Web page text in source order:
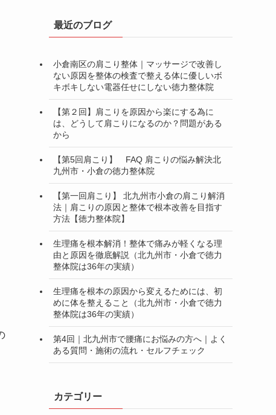
最近のブログ
小倉南区の肩こり整体｜マッサージで改善し
ない原因を整体の検査で整える体に優しいボ
キボキしない電器任せにしない徳力整体院
【第２回】肩こりを原因から楽にする為に
は、どうして肩こりになるのか？問題がある
から
【第5回肩こり】 FAQ 肩こりの悩み解決北
九州市・小倉の徳力整体院
【第一回肩こり】 北九州市小倉の肩こり解消
法｜肩こりの原因と整体で根本改善を目指す
方法【徳力整体院】
生理痛を根本解消！整体で痛みが軽くなる理
由と原因を徹底解説（北九州市・小倉で徳力
整体院は36年の実績）
生理痛を根本の原因から変えるためには、初
めに体を整えること（北九州市・小倉で徳力
整体院は36年の実績）
第4回｜北九州市で腰痛にお悩みの方へ｜よく
ある質問・施術の流れ・セルフチェック
カテゴリー